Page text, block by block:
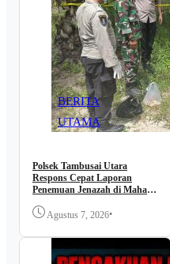
BERITA
UTAMA
Polsek Tambusai Utara
Respons Cepat Laporan
Penemuan Jenazah di Mahato
Agustus 7, 2026•